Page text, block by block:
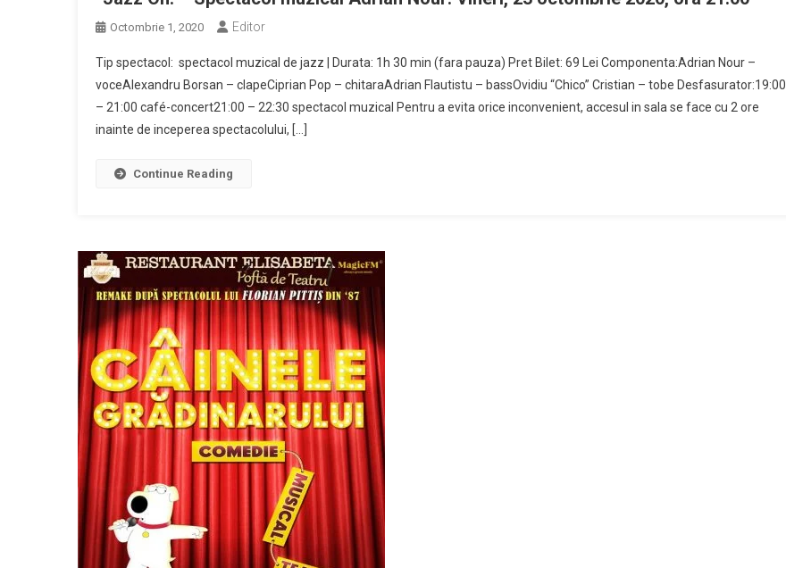
Octombrie 1, 2020 Editor
Tip spectacol: spectacol muzical de jazz | Durata: 1h 30 min (fara pauza) Pret Bilet: 69 Lei Componenta:Adrian Nour –
voceAlexandru Borsan – clapeCiprian Pop – chitaraAdrian Flautistu – bassOvidiu “Chico” Cristian – tobe Desfasurator:19:00
– 21:00 café-concert21:00 – 22:30 spectacol muzical Pentru a evita orice inconvenient, accesul in sala se face cu 2 ore
inainte de inceperea spectacolului, […]
Continue Reading